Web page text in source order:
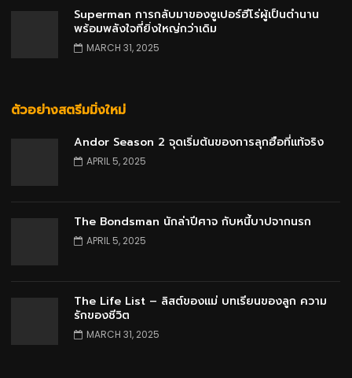
Superman การกลับมาของซูเปอร์ฮีโร่ผู้เป็นตำนาน
พร้อมพลังใจที่ยิ่งใหญ่กว่าเดิม
MARCH 31, 2025
ตัวอย่างสตรีมมิ่งใหม่
Andor Season 2 จุดเริ่มต้นของการลุกฮือที่แท้จริง
APRIL 5, 2025
The Bondsman นักล่าปีศาจ กับหนี้บาปจากนรก
APRIL 5, 2025
The Life List – ลิสต์ของแม่ บทเรียนของลูก ความ
รักของชีวิต
MARCH 31, 2025